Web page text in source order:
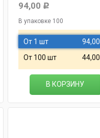
94,00 Р
В упаковке 100
От 1 шт 94,00
От 100 шт 44,00
В КОРЗИНУ